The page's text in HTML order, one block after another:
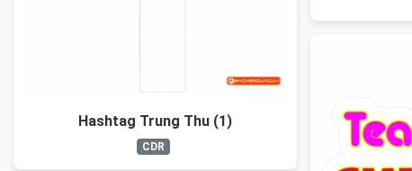
Hashtag Trung Thu (1)
CDR